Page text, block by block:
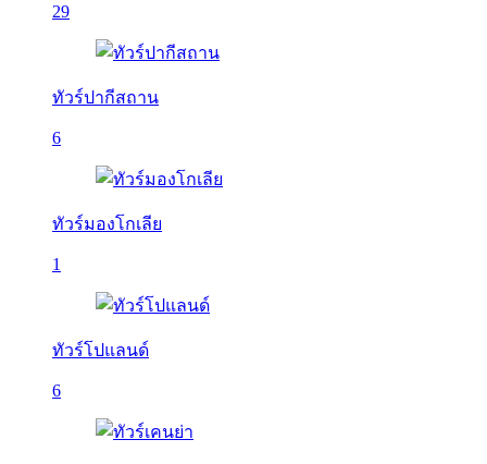
29
ทัวร์ปากีสถาน
6
ทัวร์มองโกเลีย
1
ทัวร์โปแลนด์
6